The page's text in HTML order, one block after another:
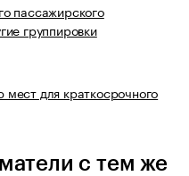
пассажирского
группировки
для краткосрочного
с тем же